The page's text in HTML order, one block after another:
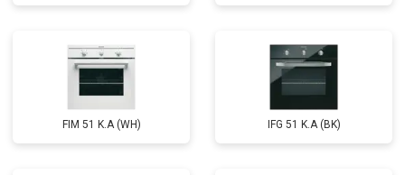
FIM 51 K.A (WH) IFG 51 K.A (BK)